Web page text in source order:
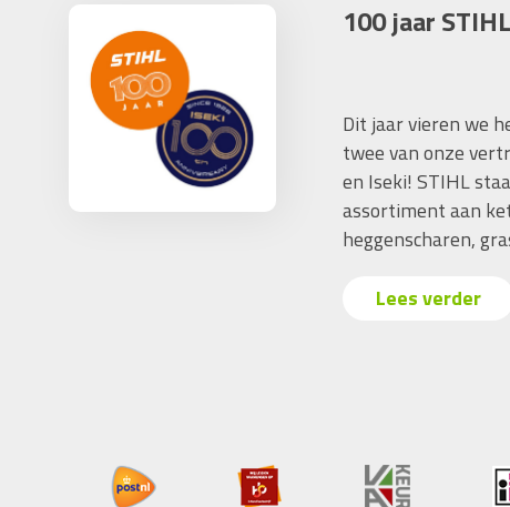
100 jaar
Dit jaar vieren we
twee van onze
en Iseki! STIHL
assortiment aan
heggenscharen,
Lees verder